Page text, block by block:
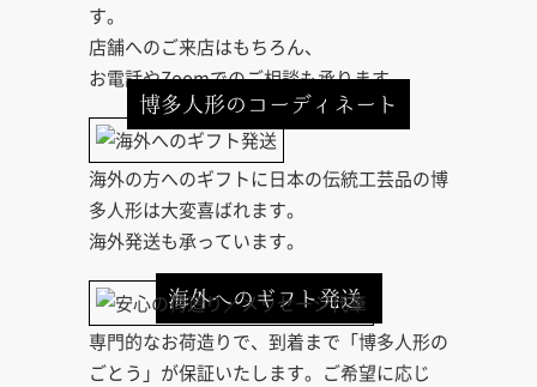
博多人形のコーディネート
す。
店舗へのご来店はもちろん、
お電話やZoomでのご相談も承ります。
海外へのギフト発送
海外の方へのギフトに日本の伝統工芸品の博
多人形は大変喜ばれます。
海外発送も承っています。
専門的なお荷造りで、到着まで「博多人形の
ごとう」が保証いたします。ご希望に応じ